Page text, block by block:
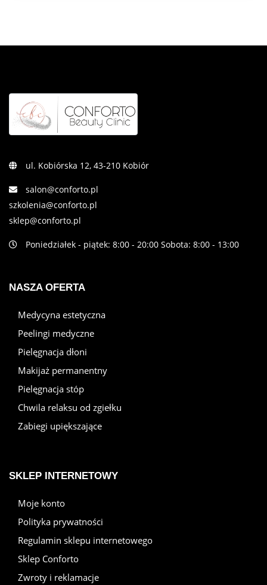
ul. Kobiórska 12, 43-210 Kobiór
salon@conforto.pl
szkolenia@conforto.pl
sklep@conforto.pl
Poniedziałek - piątek: 8:00 - 20:00 Sobota: 8:00 - 13:00
NASZA OFERTA
Medycyna estetyczna
Peelingi medyczne
Pielęgnacja dłoni
Makijaż permanentny
Pielęgnacja stóp
Chwila relaksu od zgiełku
Zabiegi upiększające
SKLEP INTERNETOWY
Moje konto
Polityka prywatności
Regulamin sklepu internetowego
Sklep Conforto
Zwroty i reklamacje